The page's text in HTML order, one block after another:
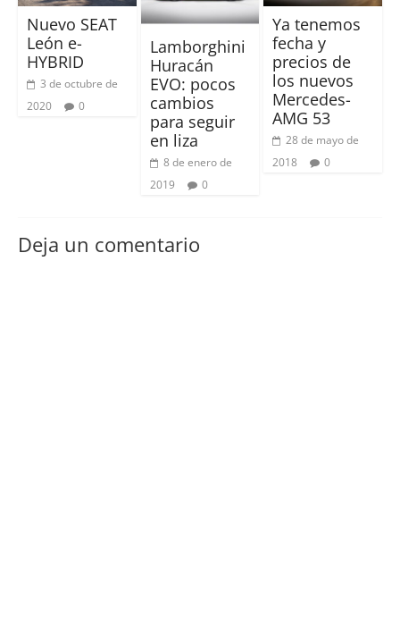
Nuevo SEAT
León e-
HYBRID
3 de octubre de
2020
0
Lamborghini
Huracán
EVO: pocos
cambios
para seguir
en liza
8 de enero de
2019
0
Ya tenemos
fecha y
precios de
los nuevos
Mercedes-
AMG 53
28 de mayo de
2018
0
Deja un comentario